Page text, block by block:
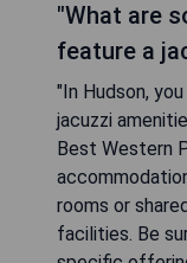
"What are
feature a
"In Hudson,
jacuzzi
Best Western
rooms or
facilities. Be